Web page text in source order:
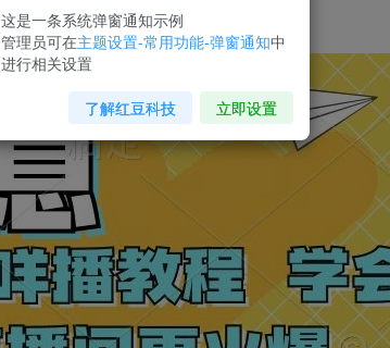
这是一条系统弹窗通知示例
管理员可在主题设置-常用功能-弹窗通知中
进行相关设置
了解红豆科技 立即设置